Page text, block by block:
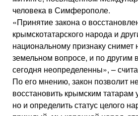
человека в Симферополе.
«Принятие закона о
крымскотатарского народа и
национальному признаку снимет
земельном вопросе, и по другим
сегодня неопределенны», –
По его мнению, закон позволит
восстановить крымским татарам
но и определить статус целого